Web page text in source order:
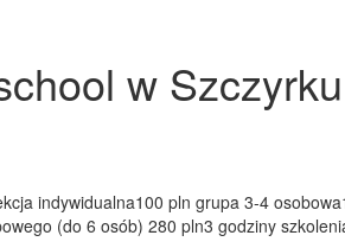
w Szczyrku
indywidualna100 pln grupa 3-4
(do 6 osób) 280 pln3 godziny